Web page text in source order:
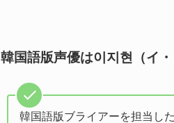
韓国語版声優は이지현（イ
韓国語版ブライアーを担当し